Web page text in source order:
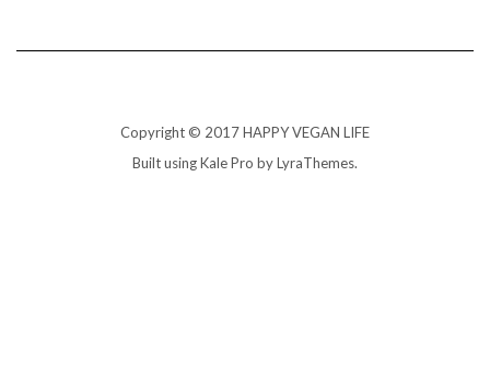
Copyright © 2017 HAPPY VEGAN LIFE
Built usingKale Pro byLyraThemes.